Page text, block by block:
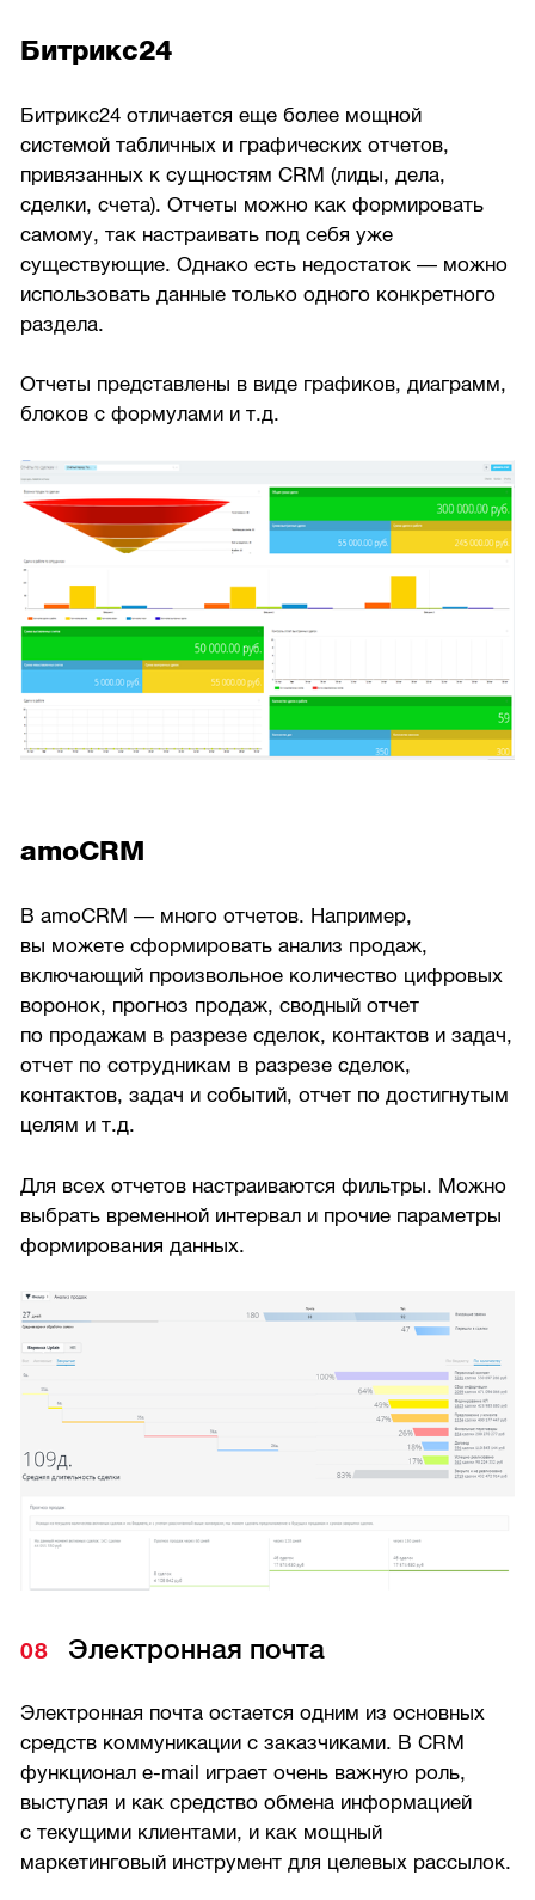
Битрикс24
Битрикс24 отличается еще более мощной
системой табличных и графических отчетов,
привязанных к сущностям CRM (лиды, дела,
сделки, счета). Отчеты можно как формировать
самому, так настраивать под себя уже
существующие. Однако есть недостаток — можно
использовать данные только одного конкретного
раздела.
Отчеты представлены в виде графиков, диаграмм,
блоков с формулами и т.д.
amoCRM
В amoCRM — много отчетов. Например,
вы можете сформировать анализ продаж,
включающий произвольное количество цифровых
воронок, прогноз продаж, сводный отчет
по продажам в разрезе сделок, контактов и задач,
отчет по сотрудникам в разрезе сделок,
контактов, задач и событий, отчет по достигнутым
целям и т.д.
Для всех отчетов настраиваются фильтры. Можно
выбрать временной интервал и прочие параметры
формирования данных.
Электронная почта
Электронная почта остается одним из основных
средств коммуникации с заказчиками. В CRM
функционал e-mail играет очень важную роль,
выступая и как средство обмена информацией
с текущими клиентами, и как мощный
маркетинговый инструмент для целевых рассылок.